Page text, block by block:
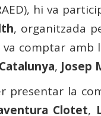
hi va
, organitzada
va comptar amb
, Josep
presentar la
Clotet,